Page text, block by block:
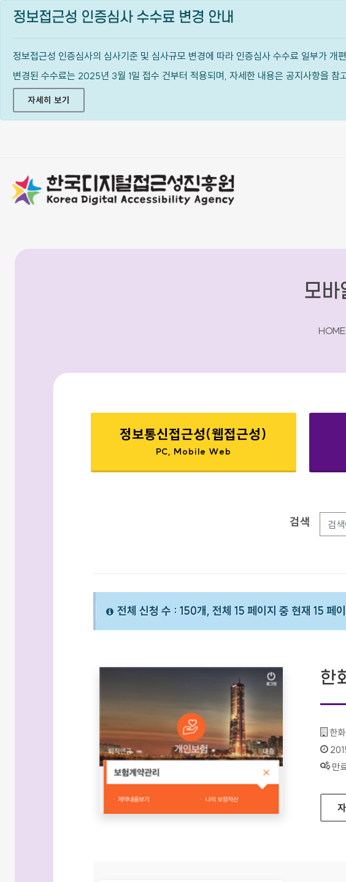
정보접근성 인증심사 수수료 변경 안내
정보접근성 인증심사의 심사기준 및 심사규모 변경에 따라 인증심사 수수료 일부가 개
변경된 수수료는 2025년 3월 1일 접수 건부터 적용되며, 자세한 내용은 공지사항을 참
자세히 보기
모바
정보통신접근성(웹접근성)
PC, Mobile Web
검색
전체 신청 수 : 150개, 전체 15 페이지 중 현재 15 페
한
기
한
인
상
만